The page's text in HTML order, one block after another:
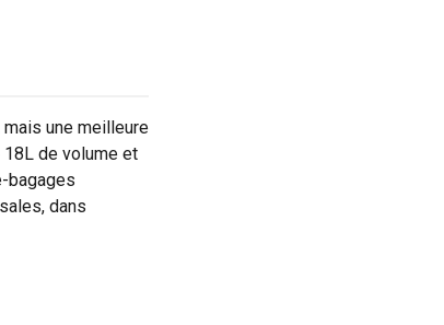
une meilleure
de volume et
bagages
dans